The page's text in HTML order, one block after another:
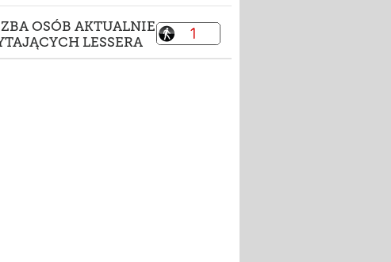
OSÓB AKTUALNIE
LESSERA